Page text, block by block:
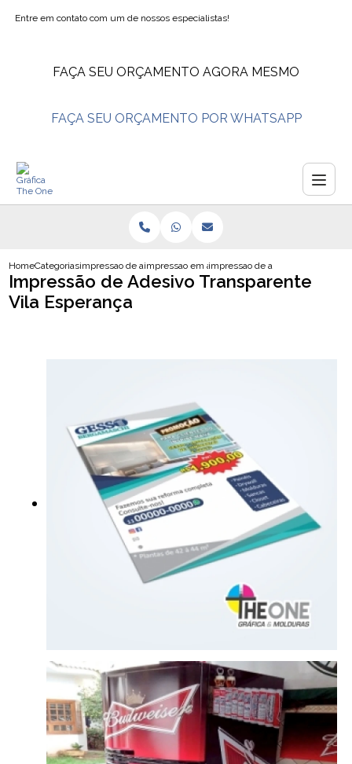
Entre em contato com um de nossos especialistas!
FAÇA SEU ORÇAMENTO AGORA MESMO
FAÇA SEU ORÇAMENTO POR WHATSAPP
HomeCategoriasimpressao de adesivosimpressao em adesivo para carro
impressao de adesivo
Impressão de Adesivo Transparente
Vila Esperança